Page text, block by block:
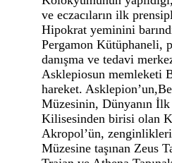
ve eczacıların ilk
Hipokrat yeminini
Pergamon Kütüphaneli,
danışma ve tedavi
Asklepiosun memleketi
hareket.
Müzesinin, Dünyanın
Kilisesinden birisi olan
Akropol’ün,
Müzesine taşınan Zeus